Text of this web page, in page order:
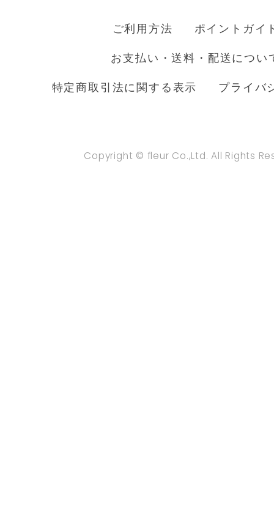
ご利用方法 ポイントガイ
お支払い・送料・配送につい
特定商取引法に関する表示 プライバ
Copyright © fleur Co.,Ltd. All Rights